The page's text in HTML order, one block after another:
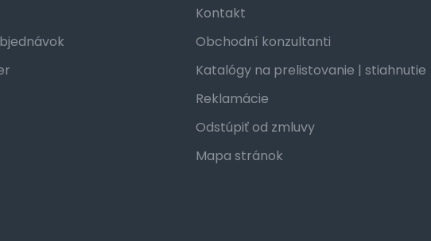
Kontakt
Obchodní konzultanti
Katalógy na prelistovanie | stiahnutie
Reklamácie
Odstúpiť od zmluvy
Mapa stránok